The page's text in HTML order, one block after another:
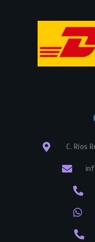
C. Ríos